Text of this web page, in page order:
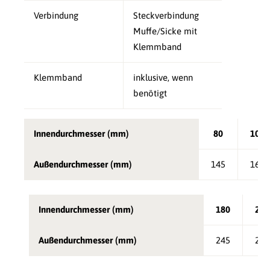
Verbindung
Steckverbindung
Muffe/Sicke mit
Klemmband
Klemmband
inklusive, wenn
benötigt
Innendurchmesser (mm) 80 100
Außendurchmesser (mm) 145 165
Innendurchmesser (mm) 180 200
Außendurchmesser (mm) 245 265